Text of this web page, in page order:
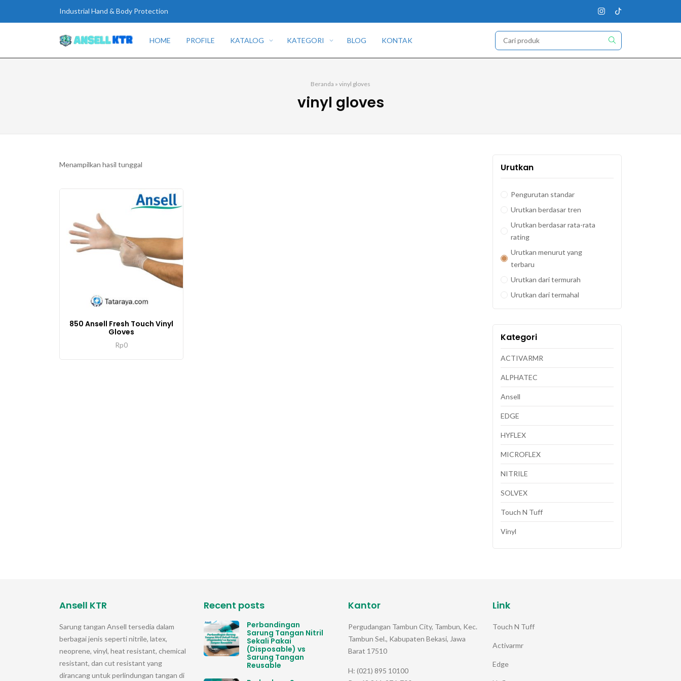
Industrial Hand & Body Protection
HOME PROFILE KATALOG KATEGORI BLOG KONTAK
Beranda » vinyl gloves
vinyl gloves
Menampilkan hasil tunggal
850 Ansell Fresh Touch Vinyl
Gloves
Rp0
Urutkan
Pengurutan standar
Urutkan berdasar tren
Urutkan berdasar rata-rata
rating
Urutkan menurut yang
terbaru
Urutkan dari termurah
Urutkan dari termahal
Kategori
ACTIVARMR
ALPHATEC
Ansell
EDGE
HYFLEX
MICROFLEX
NITRILE
SOLVEX
Touch N Tuff
Vinyl
Ansell KTR
Sarung tangan Ansell tersedia dalam
berbagai jenis seperti nitrile, latex,
neoprene, vinyl, heat resistant, chemical
resistant, dan cut resistant yang
dirancang untuk perlindungan tangan di
Recent posts
Perbandingan
Sarung Tangan Nitril
Sekali Pakai
(Disposable) vs
Sarung Tangan
Reusable
Kantor
Pergudangan Tambun City, Tambun, Kec.
Tambun Sel., Kabupaten Bekasi, Jawa
Barat 17510
H: (021) 895 10100
Link
Touch N Tuff
Activarmr
Edge